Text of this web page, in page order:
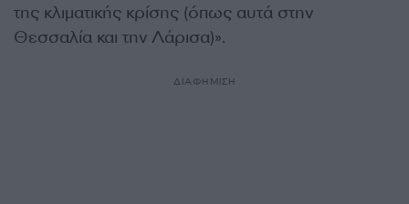
της κλιματικής κρίσης (όπως αυτά στην
Θεσσαλία και την Λάρισα)».
ΔΙΑΦΗΜΙΣΗ